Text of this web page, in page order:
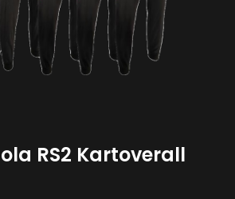
RS2 Kartoverall